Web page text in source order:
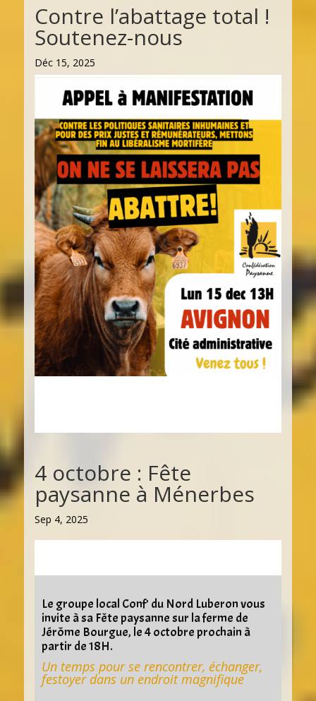
Contre l’abattage total !
Soutenez-nous
Déc 15, 2025
4 octobre : Fête
paysanne à Ménerbes
Sep 4, 2025
Le groupe local Conf’ du Nord Luberon vous
invite à sa Fête paysannesur la ferme de
Jérôme Bourgue, le 4 octobre prochain à
partir de 18H.
Un temps pour se rencontrer, échanger,
festoyer dans un endroit magnifique